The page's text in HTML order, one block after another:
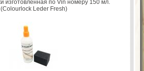
изготовленная по Vin номеру 150 мл.
(Colourlock Leder Fresh)